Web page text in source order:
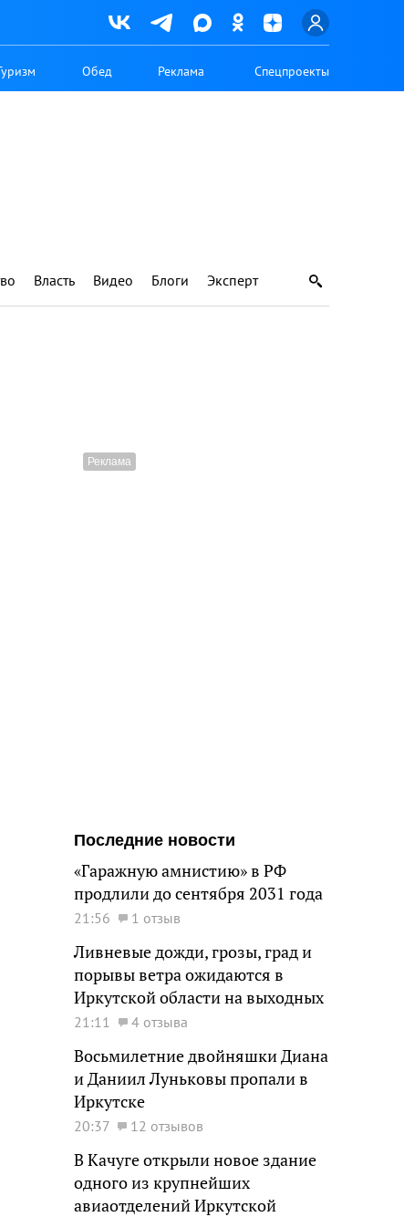
Обед Реклама Спецпроекты
Власть Видео Блоги Эксперт
Последние новости
«Гаражную амнистию» в РФ
продлили до сентября 2031 года
21:56 1 отзыв
Ливневые дожди, грозы, град и
порывы ветра ожидаются в
Иркутской области на выходных
21:11 4 отзыва
Восьмилетние двойняшки Диана
и Даниил Луньковы пропали в
Иркутске
20:37 12 отзывов
В Качуге открыли новое здание
одного из крупнейших
авиаотделений Иркутской